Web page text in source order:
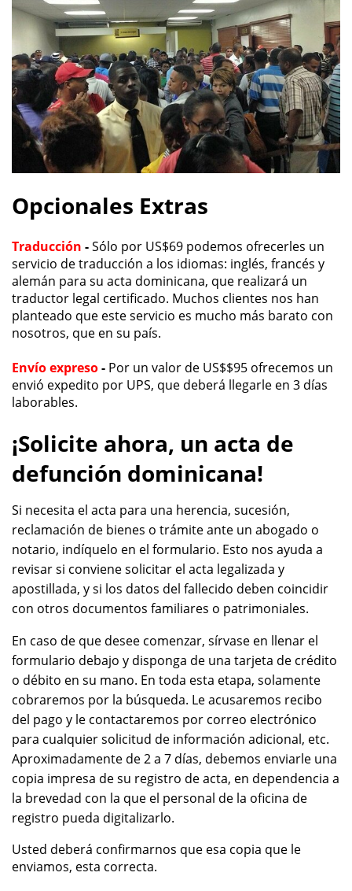
Opcionales Extras
Traducción -Sólo por US$69 podemos ofrecerles un
servicio de traducción a los idiomas: inglés, francés y
alemán para su acta dominicana, que realizará un
traductor legal certificado. Muchos clientes nos han
planteado que este servicio es mucho más barato con
nosotros, que en su país.
Envío expreso- Por un valor de US$$95 ofrecemos un
envió expedito por UPS, que deberá llegarle en 3 días
laborables.
¡Solicite ahora, un acta de
defunción dominicana!
Si necesita el acta para una herencia, sucesión,
reclamación de bienes o trámite ante un abogado o
notario, indíquelo en el formulario. Esto nos ayuda a
revisar si conviene solicitar el acta legalizada y
apostillada, y si los datos del fallecido deben coincidir
con otros documentos familiares o patrimoniales.
En caso de que desee comenzar, sírvase en llenar el
formulario debajo y disponga de una tarjeta de crédito
o débito en su mano. En toda esta etapa, solamente
cobraremos por la búsqueda. Le acusaremos recibo
del pago y le contactaremos por correo electrónico
para cualquier solicitud de información adicional, etc.
Aproximadamente de 2 a 7 días, debemos enviarle una
copia impresa de su registro de acta, en dependencia a
la brevedad con la que el personal de la oficina de
registro pueda digitalizarlo.
Usted deberá confirmarnos que esa copia que le
enviamos, esta correcta.